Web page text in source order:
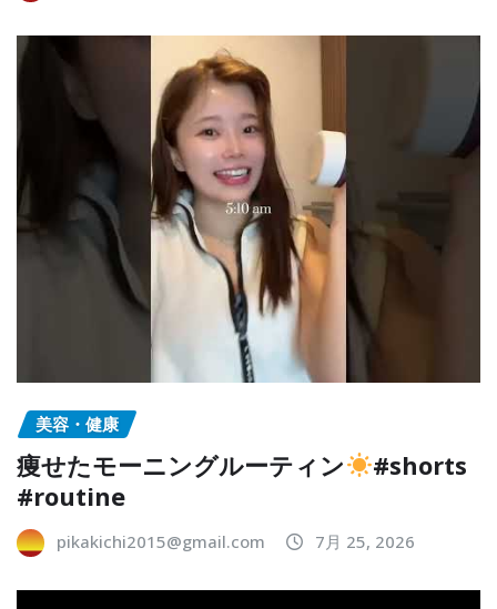
美容・健康
痩せたモーニングルーティン
#shorts
#routine
pikakichi2015@gmail.com 7月 25, 2026